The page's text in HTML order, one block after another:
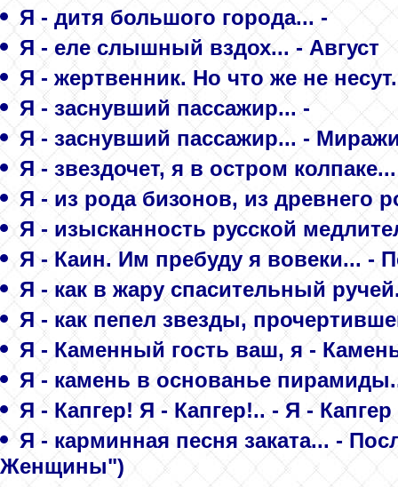
Я - дитя большого города... -
Я - еле слышный вздох... - Август
Я - жертвенник. Но что же не
Я - заснувший пассажир... -
Я - заснувший пассажир... -
Я - звездочет, я в остром
Я - из рода бизонов, из древнего
Я - изысканность русской
Я - Каин. Им пребуду я вовеки... -
Я - как в жару спасительный
Я - как пепел звезды,
Я - Каменный гость ваш, я -
Я - камень в основанье
Я - Капгер! Я - Капгер!.. - Я - Капгер
Я - карминная песня заката... -
Женщины")